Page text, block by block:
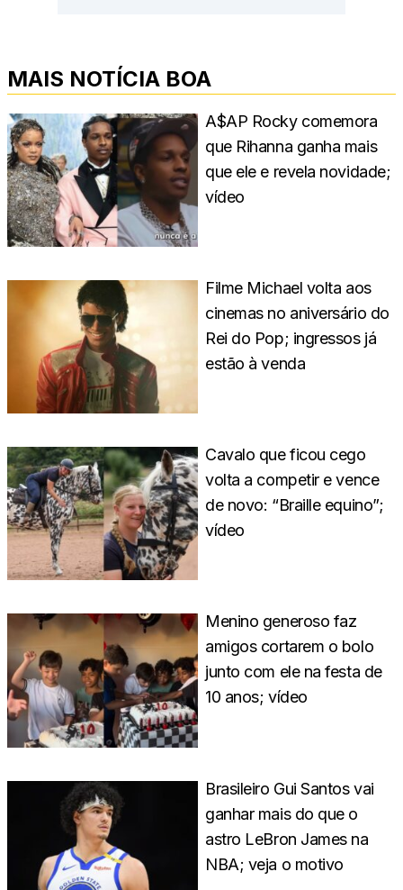
MAIS NOTÍCIA BOA
A$AP Rocky comemora
que Rihanna ganha mais
que ele e revela novidade;
vídeo
Filme Michael volta aos
cinemas no aniversário do
Rei do Pop; ingressos já
estão à venda
Cavalo que ficou cego
volta a competir e vence
de novo: “Braille equino”;
vídeo
Menino generoso faz
amigos cortarem o bolo
junto com ele na festa de
10 anos; vídeo
Brasileiro Gui Santos vai
ganhar mais do que o
astro LeBron James na
NBA; veja o motivo